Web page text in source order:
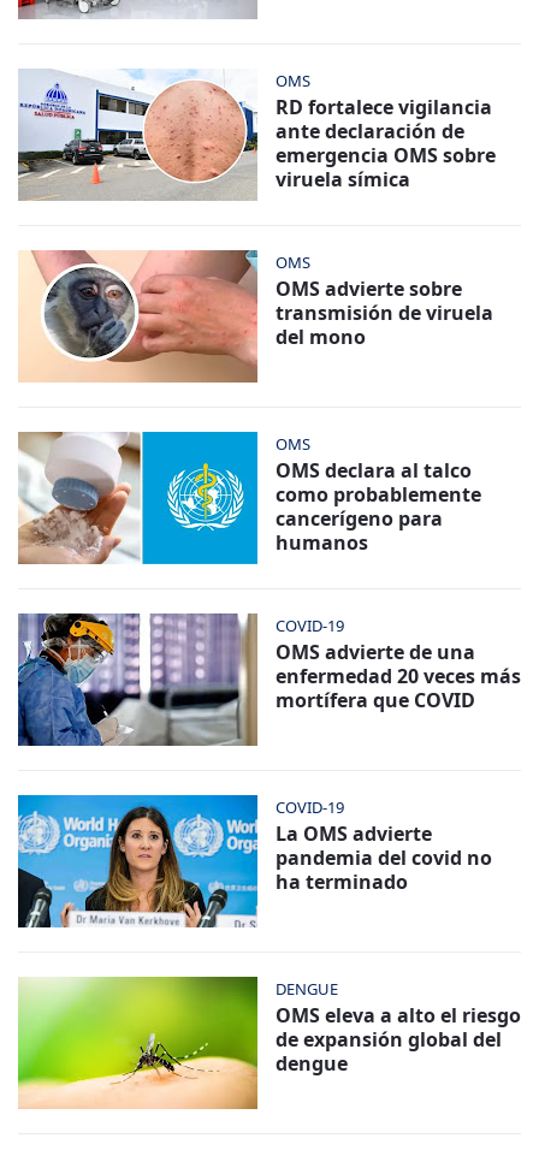
OMS
RD fortalece vigilancia
ante declaración de
emergencia OMS sobre
viruela símica
OMS
OMS advierte sobre
transmisión de viruela
del mono
OMS
OMS declara al talco
como probablemente
cancerígeno para
humanos
COVID-19
OMS advierte de una
enfermedad 20 veces más
mortífera que COVID
COVID-19
La OMS advierte
pandemia del covid no
ha terminado
DENGUE
OMS eleva a alto el riesgo
de expansión global del
dengue